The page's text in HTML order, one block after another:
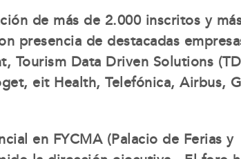
de más de 2.000 inscritos y
presencia de destacadas
Tourism Data Driven Solutions
eit Health, Telefónica, Airbus,
en FYCMA (Palacio de Ferias y